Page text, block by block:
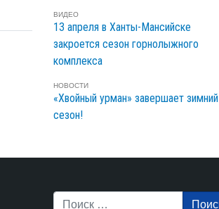
ВИДЕО
13 апреля в Ханты-Мансийске
закроется сезон горнолыжного
комплекса
НОВОСТИ
«Хвойный урман» завершает зимний
сезон!
Поиск